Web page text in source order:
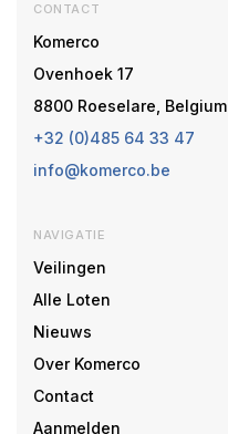
CONTACT
Komerco
Ovenhoek 17
8800 Roeselare, Belgium
+32 (0)485 64 33 47
info@komerco.be
NAVIGATIE
Veilingen
Alle Loten
Nieuws
Over Komerco
Contact
Aanmelden